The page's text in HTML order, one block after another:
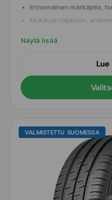
Erinomainen märkäpito,
Mukavan hiljainen,
Näytä lisää
VALMISTETTU SUOMESSA